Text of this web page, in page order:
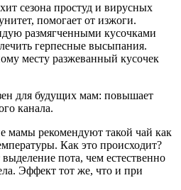
сезона простуд и вирусных
помогает от изжоги.
размягченными кусочками
герпесные высыпания.
месту разжеванный кусочек
для будущих мам: повышает
канала.
мамы рекомендуют такой чай как
Как это происходит?
пота, чем естественно
Эффект тот же, что и при